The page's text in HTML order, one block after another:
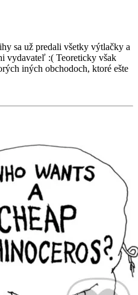
sa už predali všetky výtlačky a
vydavateľ :( Teoreticky však
iných obchodoch, ktoré ešte